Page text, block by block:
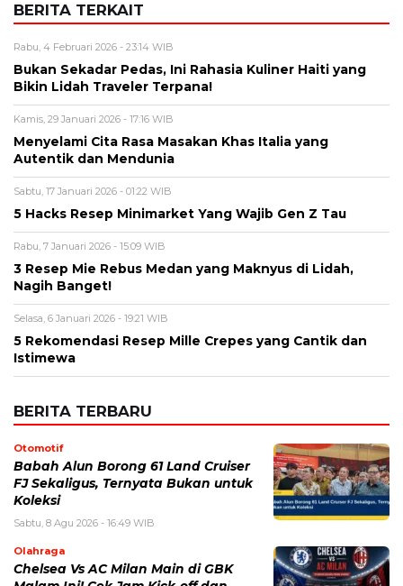
BERITA TERKAIT
Rabu, 4 Februari 2026 - 23:14 WIB
Bukan Sekadar Pedas, Ini Rahasia Kuliner Haiti yang
Bikin Lidah Traveler Terpana!
Kamis, 29 Januari 2026 - 17:16 WIB
Menyelami Cita Rasa Masakan Khas Italia yang
Autentik dan Mendunia
Sabtu, 17 Januari 2026 - 01:22 WIB
5 Hacks Resep Minimarket Yang Wajib Gen Z Tau
Rabu, 7 Januari 2026 - 15:09 WIB
3 Resep Mie Rebus Medan yang Maknyus di Lidah,
Nagih Banget!
Selasa, 6 Januari 2026 - 19:21 WIB
5 Rekomendasi Resep Mille Crepes yang Cantik dan
Istimewa
BERITA TERBARU
Otomotif
Babah Alun Borong 61 Land Cruiser
FJ Sekaligus, Ternyata Bukan untuk
Koleksi
Sabtu, 8 Agu 2026 - 16:49 WIB
Olahraga
Chelsea Vs AC Milan Main di GBK